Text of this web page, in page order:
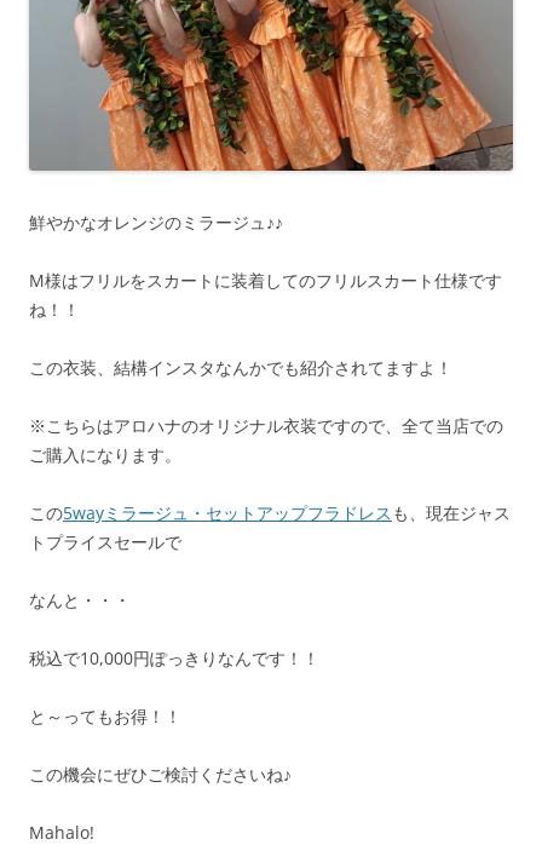
鮮やかなオレンジのミラージュ♪♪
M様はフリルをスカートに装着してのフリルスカート仕様です
ね！！
この衣装、結構インスタなんかでも紹介されてますよ！
※こちらはアロハナのオリジナル衣装ですので、全て当店での
ご購入になります。
この5wayミラージュ・セットアップフラドレス も、現在ジャス
トプライスセールで
なんと・・・
税込で10,000円ぽっきりなんです！！
と～ってもお得！！
この機会にぜひご検討くださいね♪
Mahalo!